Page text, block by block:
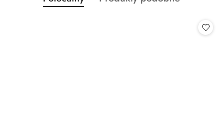
Pomiń karuzelę produktów
o